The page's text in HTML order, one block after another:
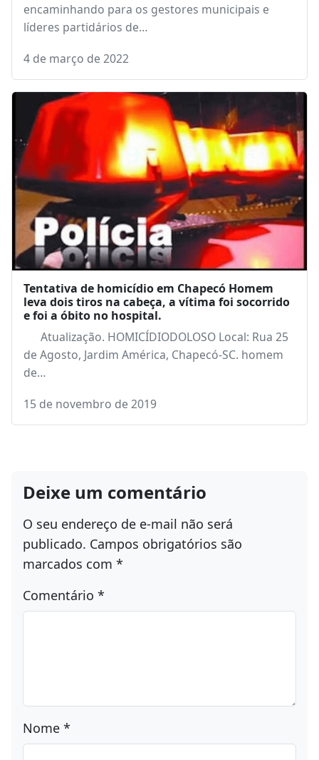
encaminhando para os gestores municipais e
líderes partidários de…
4 de março de 2022
Tentativa de homicídio em Chapecó Homem
leva dois tiros na cabeça, a vítima foi socorrido
e foi a óbito no hospital.
Atualização. HOMICÍDIODOLOSO Local: Rua 25
de Agosto, Jardim América, Chapecó-SC. homem
de…
15 de novembro de 2019
Deixe um comentário
O seu endereço de e-mail não será
publicado. Campos obrigatórios são
marcados com *
Comentário *
Nome *